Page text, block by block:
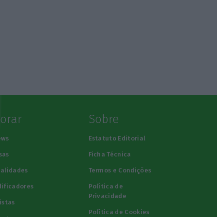
Sobre
Estatuto Editorial
Ficha Técnica
Termos e Condições
Política de
Privacidade
Política de Cookies